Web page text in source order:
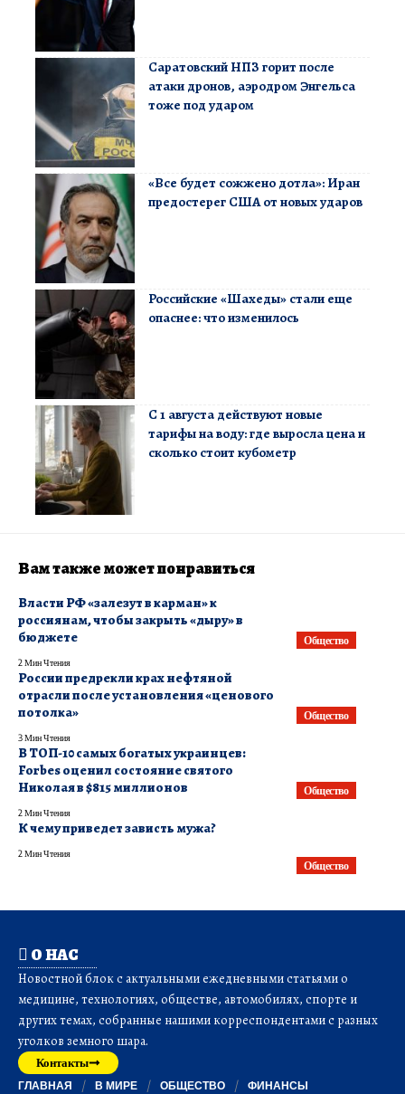
Саратовский НПЗ горит после
атаки дронов, аэродром Энгельса
тоже под ударом
«Все будет сожжено дотла»: Иран
предостерег США от новых ударов
Российские «Шахеды» стали еще
опаснее: что изменилось
С 1 августа действуют новые
тарифы на воду: где выросла цена и
сколько стоит кубометр
Вам также может понравиться
Общество
Власти РФ «залезут в карман» к
россиянам, чтобы закрыть «дыру» в
бюджете
2 Мин Чтения
Общество
России предрекли крах нефтяной
отрасли после установления «ценового
потолка»
3 Мин Чтения
Общество
В ТОП-10 самых богатых украинцев:
Forbes оценил состояние святого
Николая в $815 миллионов
2 Мин Чтения
Общество
К чему приведет зависть мужа?
2 Мин Чтения
О НАС
Новостной блок с актуальными ежедневными статьями о
медицине, технологиях, обществе, автомобилях, спорте и
других темах, собранные нашими корреспондентами с разных
уголков земного шара.
Контакты
ГЛАВНАЯ В МИРЕ ОБЩЕСТВО ФИНАНСЫ